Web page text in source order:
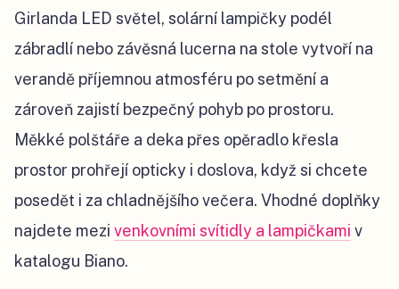
Girlanda LED světel, solární lampičky podél
zábradlí nebo závěsná lucerna na stole vytvoří na
verandě příjemnou atmosféru po setmění a
zároveň zajistí bezpečný pohyb po prostoru.
Měkké polštáře a deka přes opěradlo křesla
prostor prohřejí opticky i doslova, když si chcete
posedět i za chladnějšího večera. Vhodné doplňky
najdete mezi venkovními svítidly a lampičkami v
katalogu Biano.